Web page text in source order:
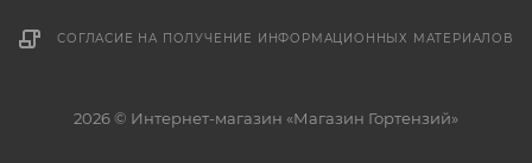
СОГЛАСИЕ НА ПОЛУЧЕНИЕ ИНФОРМАЦИОННЫХ МАТЕРИАЛОВ
2026 © Интернет-магазин «Магазин Гортензий»